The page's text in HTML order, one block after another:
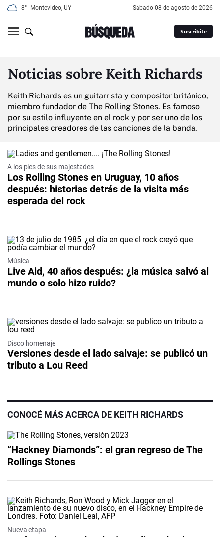
8° Montevideo, UY sábado 08 de agosto de 2026
Suscribite
Noticias sobre Keith Richards
Keith Richards es un guitarrista y compositor británico,
miembro fundador de The Rolling Stones. Es famoso
por su estilo influyente en el rock y por ser uno de los
principales creadores de las canciones de la banda.
A los pies de sus majestades
Los Rolling Stones en Uruguay, 10 años
después: historias detrás de la visita más
esperada del rock
Música
Live Aid, 40 años después: ¿la música salvó al
mundo o solo hizo ruido?
Disco homenaje
Versiones desde el lado salvaje: se publicó un
tributo a Lou Reed
CONOCÉ MÁS ACERCA DE KEITH RICHARDS
“Hackney Diamonds”: el gran regreso de The
Rollings Stones
Nueva etapa